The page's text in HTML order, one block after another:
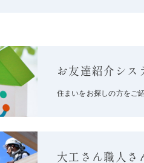
お友達紹介シス
住まいをお探しの方をご
大工さん職人さ